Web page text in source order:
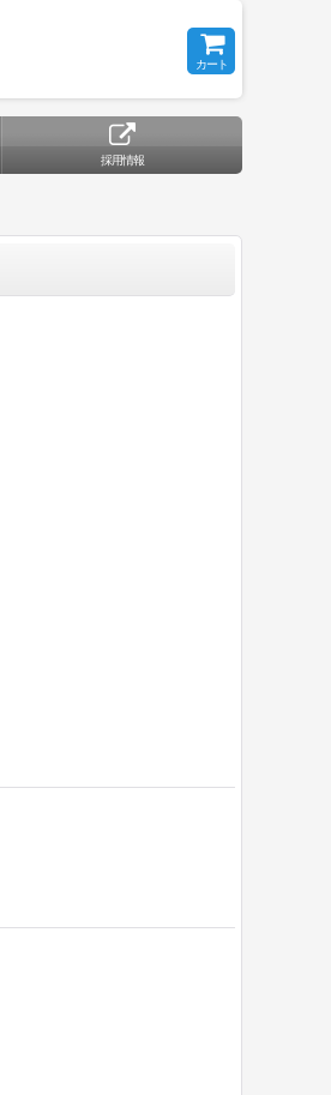
カート
採用情報